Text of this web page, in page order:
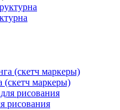
(скетч маркеры)
рисования